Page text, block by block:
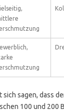
sagen, dass
100 und 200